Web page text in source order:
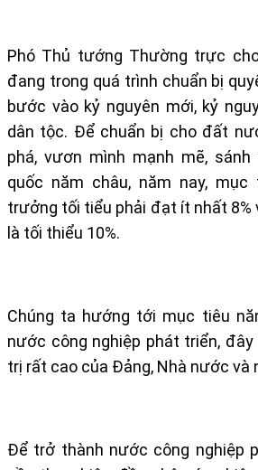
Phó Thủ tướng Thường trực
đang trong quá trình chuẩn bị
bước vào kỷ nguyên mới, kỷ
dân tộc. Để chuẩn bị cho đất
phá, vươn mình mạnh mẽ,
quốc năm châu, năm nay,
trưởng tối tiểu phải đạt ít nhất
là tối thiểu 10%.
Chúng ta hướng tới mục tiêu
nước công nghiệp phát triển,
trị rất cao của Đảng, Nhà nước và
Để trở thành nước công nghiệp